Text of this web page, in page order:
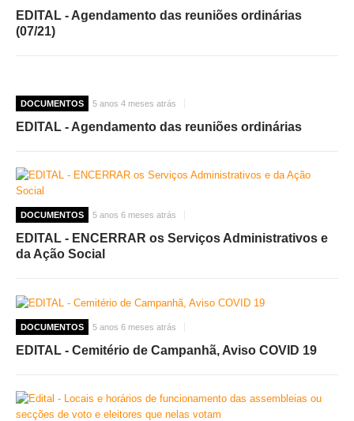
EDITAL - Agendamento das reuniões ordinárias
(07/21)
DOCUMENTOS 5 anos 4 meses atrás
EDITAL - Agendamento das reuniões ordinárias
DOCUMENTOS 5 anos 6 meses atrás
EDITAL - ENCERRAR os Serviços Administrativos e
da Ação Social
DOCUMENTOS 5 anos 6 meses atrás
EDITAL - Cemitério de Campanhã, Aviso COVID 19